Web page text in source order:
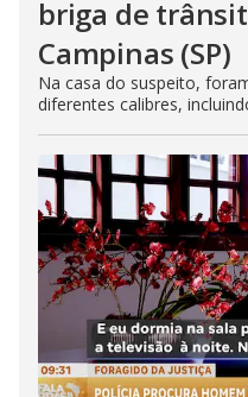
briga de
Campinas (SP)
Na casa do suspeito,
diferentes calibres,